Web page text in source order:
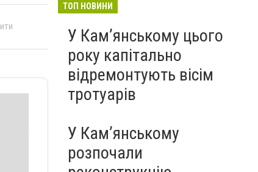
ТОП НОВИНИ
У Кам’янському цього
року капітально
відремонтують вісім
тротуарів
У Кам’янському
розпочали